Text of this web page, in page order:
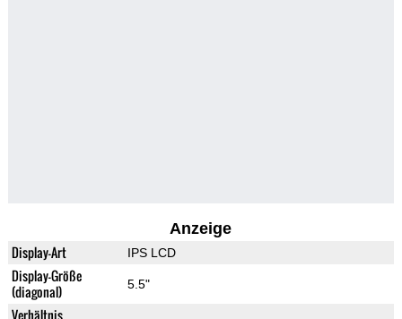
Anzeige
Display-Art IPS LCD
Display-Größe
(diagonal)
5.5"
Verhältnis